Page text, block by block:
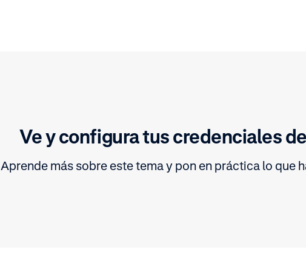
Ve y configura tus credenciales
Aprende más sobre este tema y pon en práctica lo que